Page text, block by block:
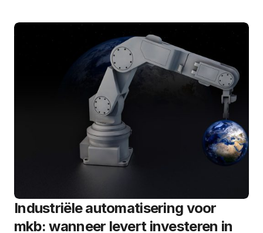
Industriële automatisering voor
mkb: wanneer levert investeren in